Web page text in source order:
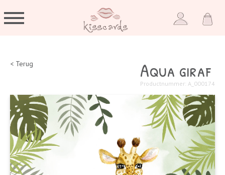
< Terug Aqua giraf
Productnummer: A_000174